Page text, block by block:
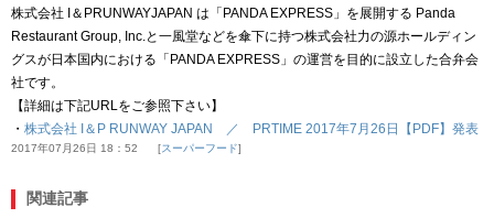
株式会社 I＆PRUNWAYJAPAN は「PANDA EXPRESS」を展開する Panda
Restaurant Group, Inc.と一風堂などを傘下に持つ株式会社力の源ホールディン
グスが日本国内における「PANDA EXPRESS」の運営を目的に設立した合弁会
社です。
【詳細は下記URLをご参照下さい】
・ 株式会社 I＆P RUNWAY JAPAN ／ PRTIME 2017年7月26日【PDF】発表
2017年07月26日 18：52 スーパーフード
関連記事